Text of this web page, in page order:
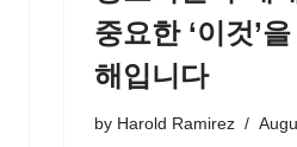
중요한 ‘이것’
해입니다
by Harold Ramirez